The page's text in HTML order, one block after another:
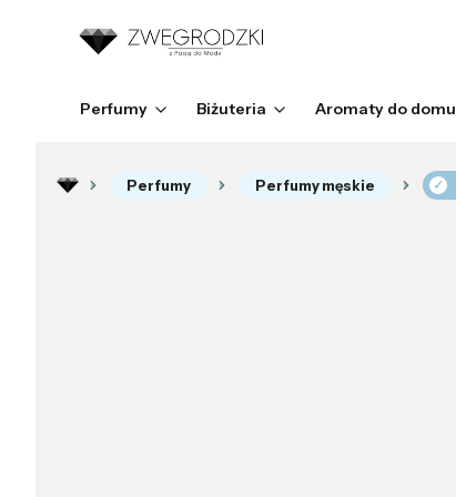
Perfumy Biżuteria Aromaty do domu
Perfumy Perfumy męskie